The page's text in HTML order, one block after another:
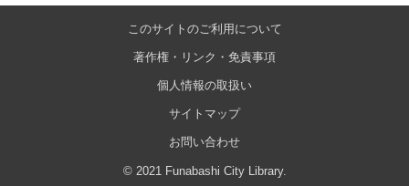
このサイトのご利用について
著作権・リンク・免責事項
個人情報の取扱い
サイトマップ
お問い合わせ
© 2021 Funabashi City Library.